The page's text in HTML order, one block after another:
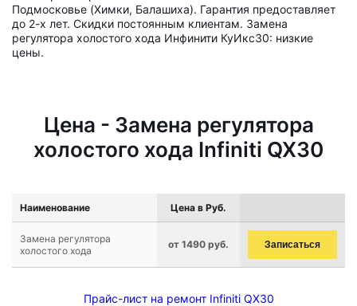
Подмосковье (Химки, Балашиха). Гарантия предоставляет
до 2-х лет. Скидки постоянным клиентам. Замена
регулятора холостого хода Инфинити КуИкс30: низкие
цены.
Цена - Замена регулятора
холостого хода Infiniti QX30
Наименование Цена в Руб.
Замена регулятора
холостого хода
от 1490 руб. Записаться
Прайс-лист на ремонт Infiniti QX30